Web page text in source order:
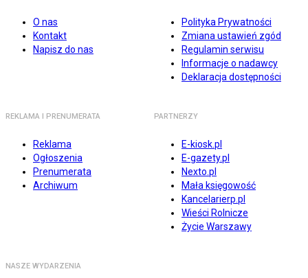
O nas
Kontakt
Napisz do nas
Polityka Prywatności
Zmiana ustawień zgód
Regulamin serwisu
Informacje o nadawcy
Deklaracja dostępności
REKLAMA I PRENUMERATA
Reklama
Ogłoszenia
Prenumerata
Archiwum
PARTNERZY
E-kiosk.pl
E-gazety.pl
Nexto.pl
Mała księgowość
Kancelarierp.pl
Wieści Rolnicze
Życie Warszawy
NASZE WYDARZENIA